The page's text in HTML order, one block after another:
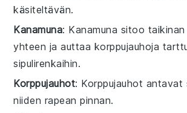
käsiteltävän.
Kanamuna: Kanamuna sitoo
yhteen ja auttaa korppujauhoja
sipulirenkaihin.
Korppujauhot: Korppujauhot antavat
niiden rapean pinnan.